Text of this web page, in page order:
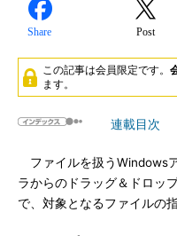
Share Post
この記事は会員限定です。
ます。
連載目次
ファイルを扱うWindows
ラからのドラッグ＆ドロッ
で、対象となるファイルの